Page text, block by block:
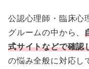
公認心理師・臨床心
グルームの中から、
式サイトなどで確認
の悩み全般に対応し